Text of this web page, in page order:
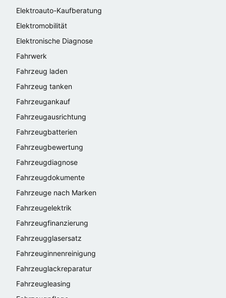
Elektroauto-Kaufberatung
Elektromobilität
Elektronische Diagnose
Fahrwerk
Fahrzeug laden
Fahrzeug tanken
Fahrzeugankauf
Fahrzeugausrichtung
Fahrzeugbatterien
Fahrzeugbewertung
Fahrzeugdiagnose
Fahrzeugdokumente
Fahrzeuge nach Marken
Fahrzeugelektrik
Fahrzeugfinanzierung
Fahrzeugglasersatz
Fahrzeuginnenreinigung
Fahrzeuglackreparatur
Fahrzeugleasing